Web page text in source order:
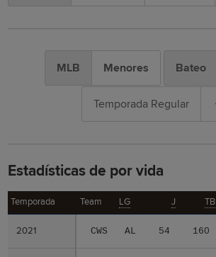
MLB Menores Bateo
Temporada Regular
Estadísticas de por vida
Temporada Team LG J TB
2021 CWS AL 54 160
Temporada
2021